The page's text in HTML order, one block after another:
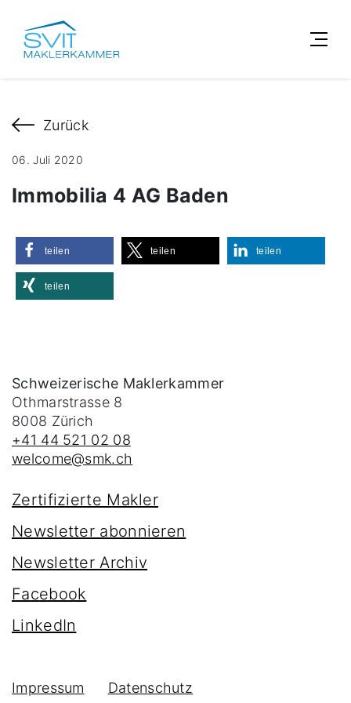
Zurück
06. Juli 2020
Immobilia 4 AG Baden
teilen teilen teilen
teilen
Schweizerische Maklerkammer
Othmarstrasse 8
8008 Zürich
+41 44 521 02 08
welcome@smk.ch
Zertifizierte Makler
Newsletter abonnieren
Newsletter Archiv
Facebook
LinkedIn
Impressum Datenschutz